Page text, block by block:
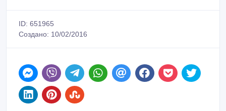
ID: 651965
Создано: 10/02/2016